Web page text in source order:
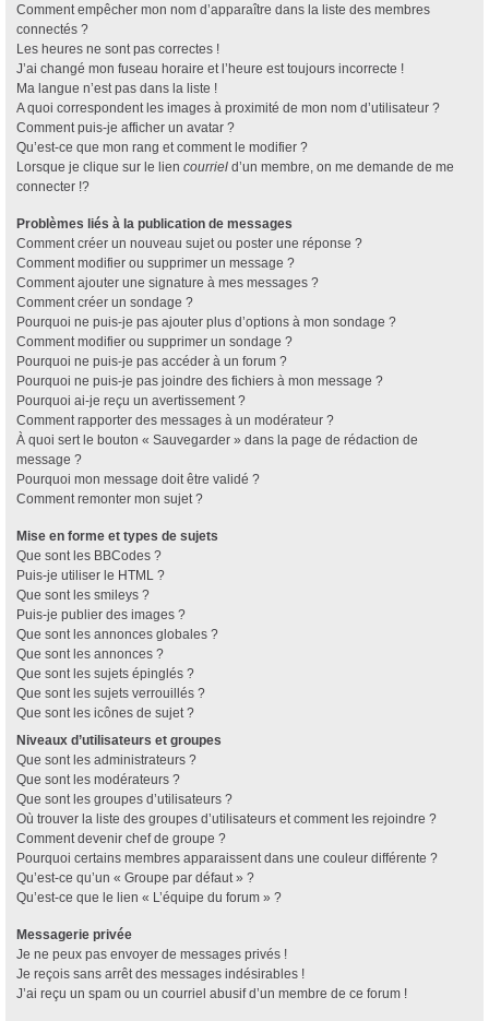
Comment empêcher mon nom d’apparaître dans la liste des membres
connectés ?
Les heures ne sont pas correctes !
J’ai changé mon fuseau horaire et l’heure est toujours incorrecte !
Ma langue n’est pas dans la liste !
A quoi correspondent les images à proximité de mon nom d’utilisateur ?
Comment puis-je afficher un avatar ?
Qu’est-ce que mon rang et comment le modifier ?
Lorsque je clique sur le lien courriel d’un membre, on me demande de me
connecter !?
Problèmes liés à la publication de messages
Comment créer un nouveau sujet ou poster une réponse ?
Comment modifier ou supprimer un message ?
Comment ajouter une signature à mes messages ?
Comment créer un sondage ?
Pourquoi ne puis-je pas ajouter plus d’options à mon sondage ?
Comment modifier ou supprimer un sondage ?
Pourquoi ne puis-je pas accéder à un forum ?
Pourquoi ne puis-je pas joindre des fichiers à mon message ?
Pourquoi ai-je reçu un avertissement ?
Comment rapporter des messages à un modérateur ?
À quoi sert le bouton « Sauvegarder » dans la page de rédaction de
message ?
Pourquoi mon message doit être validé ?
Comment remonter mon sujet ?
Mise en forme et types de sujets
Que sont les BBCodes ?
Puis-je utiliser le HTML ?
Que sont les smileys ?
Puis-je publier des images ?
Que sont les annonces globales ?
Que sont les annonces ?
Que sont les sujets épinglés ?
Que sont les sujets verrouillés ?
Que sont les icônes de sujet ?
Niveaux d’utilisateurs et groupes
Que sont les administrateurs ?
Que sont les modérateurs ?
Que sont les groupes d’utilisateurs ?
Où trouver la liste des groupes d’utilisateurs et comment les rejoindre ?
Comment devenir chef de groupe ?
Pourquoi certains membres apparaissent dans une couleur différente ?
Qu’est-ce qu’un « Groupe par défaut » ?
Qu’est-ce que le lien « L’équipe du forum » ?
Messagerie privée
Je ne peux pas envoyer de messages privés !
Je reçois sans arrêt des messages indésirables !
J’ai reçu un spam ou un courriel abusif d’un membre de ce forum !